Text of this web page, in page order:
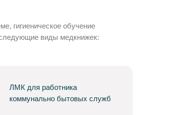
гигиеническое обучение
виды медкнижек:
ЛМК для работника
коммунально бытовых служб